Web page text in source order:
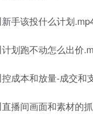
手该投什么计划
划跑不动怎么出价
成本和放量-成交和
播间画面和素材的